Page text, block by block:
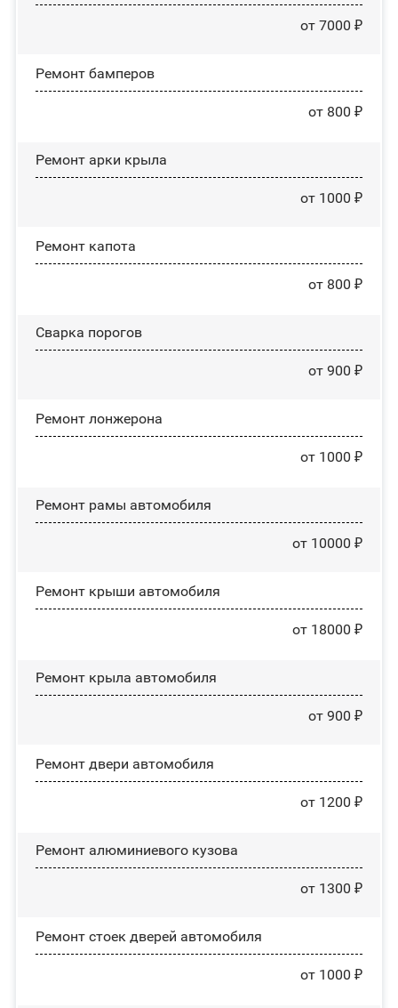
от 7000 ₽
Ремонт бамперов
от 800 ₽
Ремонт арки крыла
от 1000 ₽
Ремонт капота
от 800 ₽
Сварка порогов
от 900 ₽
Ремонт лонжерона
от 1000 ₽
Ремонт рамы автомобиля
от 10000 ₽
Ремонт крыши автомобиля
от 18000 ₽
Ремонт крыла автомобиля
от 900 ₽
Ремонт двери автомобиля
от 1200 ₽
Ремонт алюминиевого кузова
от 1300 ₽
Ремонт стоек дверей автомобиля
от 1000 ₽